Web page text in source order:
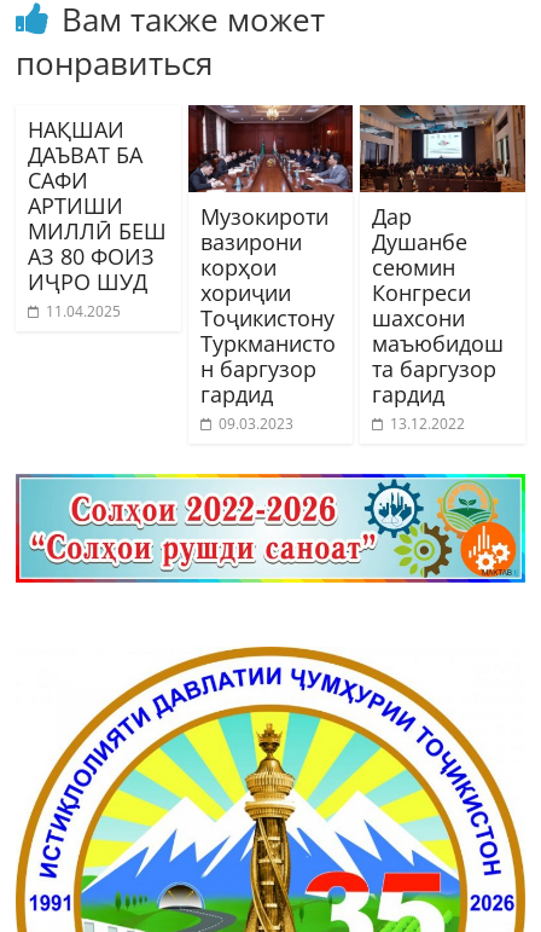
Вам также может
понравиться
НАҚШАИ
ДАЪВАТ БА
САФИ
АРТИШИ
МИЛЛӢ БЕШ
АЗ 80 ФОИЗ
ИҶРО ШУД
11.04.2025
Музокироти
вазирони
корҳои
хориҷии
Тоҷикистону
Туркманисто
н баргузор
гардид
09.03.2023
Дар
Душанбе
сеюмин
Конгреси
шахсони
маъюбидош
та баргузор
гардид
13.12.2022